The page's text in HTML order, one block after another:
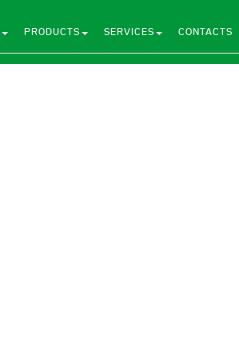
PRODUCTS SERVICES CONTACTS